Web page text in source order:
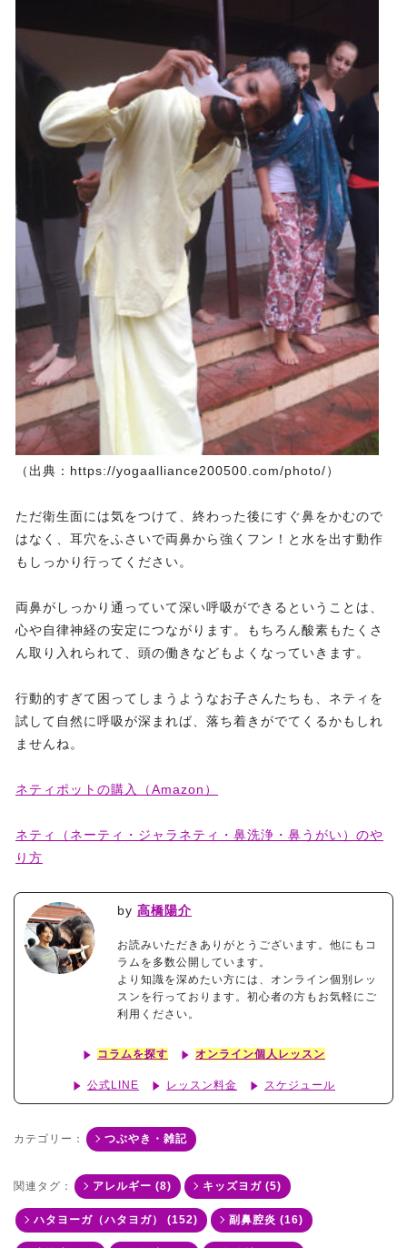
（出典：https://yogaalliance200500.com/photo/）
ただ衛生面には気をつけて、終わった後にすぐ鼻をかむので
はなく、耳穴をふさいで両鼻から強くフン！と水を出す動作
もしっかり行ってください。
両鼻がしっかり通っていて深い呼吸ができるということは、
心や自律神経の安定につながります。もちろん酸素もたくさ
ん取り入れられて、頭の働きなどもよくなっていきます。
行動的すぎて困ってしまうようなお子さんたちも、ネティを
試して自然に呼吸が深まれば、落ち着きがでてくるかもしれ
ませんね。
ネティポットの購入（Amazon）
ネティ（ネーティ・ジャラネティ・鼻洗浄・鼻うがい）のや
り方
by 高橋陽介
お読みいただきありがとうございます。他にもコ
ラムを多数公開しています。
より知識を深めたい方には、オンライン個別レッ
スンを行っております。初心者の方もお気軽にご
利用ください。
コラムを探す オンライン個人レッスン
公式LINE レッスン料金 スケジュール
カテゴリー： つぶやき・雑記
関連タグ： アレルギー (8) キッズヨガ (5)
ハタヨーガ（ハタヨガ） (152) 副鼻腔炎 (16)